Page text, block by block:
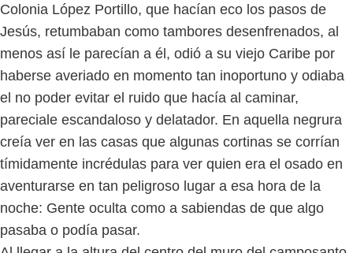
Colonia López Portillo, que hacían eco los pasos de
Jesús, retumbaban como tambores desenfrenados, al
menos así le parecían a él, odió a su viejo Caribe por
haberse averiado en momento tan inoportuno y odiaba
el no poder evitar el ruido que hacía al caminar,
pareciale escandaloso y delatador. En aquella negrura
creía ver en las casas que algunas cortinas se corrían
tímidamente incrédulas para ver quien era el osado en
aventurarse en tan peligroso lugar a esa hora de la
noche: Gente oculta como a sabiendas de que algo
pasaba o podía pasar.